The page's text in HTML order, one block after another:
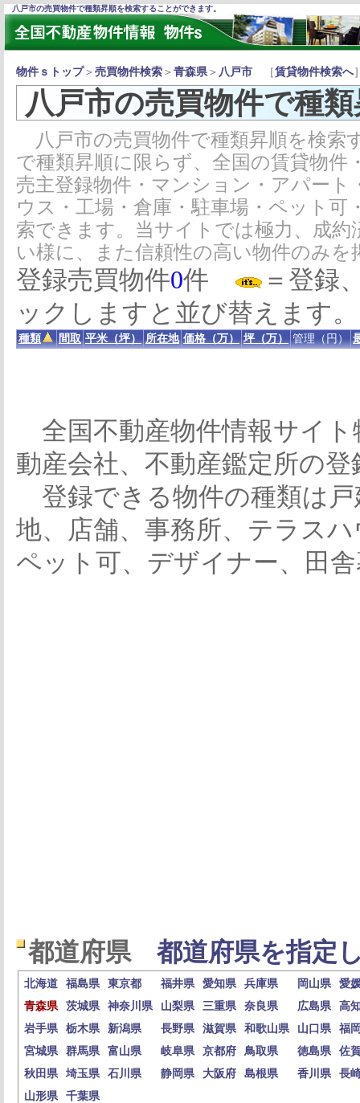
八戸市の売買物件で種類昇順を検索することができます。
物件ｓトップ＞ 売買物件検索 ＞ 青森県＞ 八戸市 ［賃貸物件検索へ
八戸市の売買物件で種
八戸市の売買物件で種類昇順を検索
で種類昇順に限らず、全国の賃貸物件
売主登録物件・マンション・アパー
ウス・工場・倉庫・駐車場・ペット
索できます。当サイトでは極力、成
い様に、また信頼性の高い物件のみ
登録売買物件0件
＝登録
ックしますと並び替えます。
種類 間取 平米（坪） 所在地 価格（万） 坪（万） 管理（円）
全国不動産物件情報サイト
動産会社、不動産鑑定所の
登録できる物件の種類は
地、店舗、事務所、テラス
ペット可、デザイナー、田
都道府県 都道府県を指定
北海道 福島県 東京都 福井県 愛知県 兵庫県 岡山県
愛
青森県
茨城県 神奈川県 山梨県 三重県 奈良県 広島県
高
岩手県
栃木県 新潟県 長野県 滋賀県 和歌山県 山口県
福
宮城県
群馬県 富山県 岐阜県 京都府 鳥取県 徳島県
佐
秋田県
埼玉県 石川県 静岡県 大阪府 島根県 香川県
長
山形県
千葉県